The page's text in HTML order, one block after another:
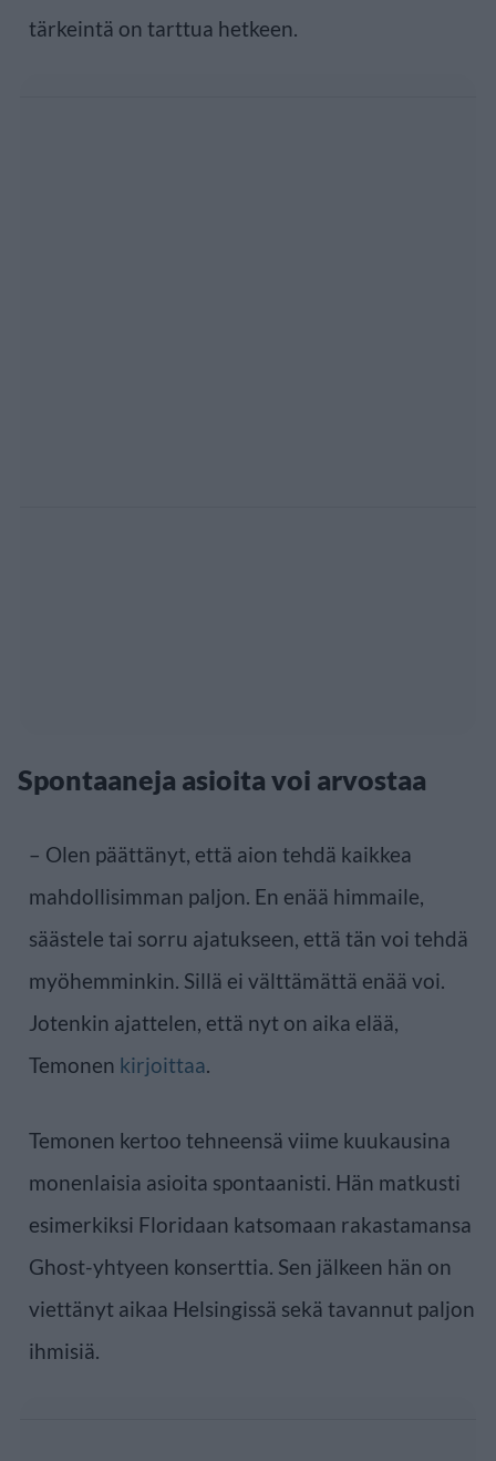
tärkeintä on tarttua hetkeen.
Spontaaneja asioita voi arvostaa
– Olen päättänyt, että aion tehdä kaikkea
mahdollisimman paljon. En enää himmaile,
säästele tai sorru ajatukseen, että tän voi tehdä
myöhemminkin. Sillä ei välttämättä enää voi.
Jotenkin ajattelen, että nyt on aika elää,
Temonen kirjoittaa.
Temonen kertoo tehneensä viime kuukausina
monenlaisia asioita spontaanisti. Hän matkusti
esimerkiksi Floridaan katsomaan rakastamansa
Ghost-yhtyeen konserttia. Sen jälkeen hän on
viettänyt aikaa Helsingissä sekä tavannut paljon
ihmisiä.